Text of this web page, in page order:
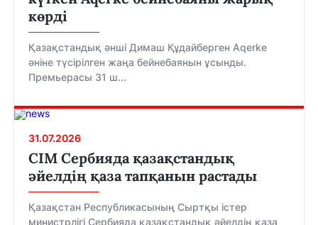
көрді
Қазақстандық әнші Димаш Құдайберген Aqerke
әніне түсірілген жаңа бейнебаянын ұсынды.
Премьерасы 31 ш...
31.07.2026
СІМ Сербияда қазақстандық
әйелдің қаза тапқанын растады
Қазақстан Республикасының Сыртқы істер
министрлігі Сербияда қазақстандық әйелдің қаза